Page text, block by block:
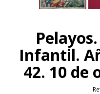
Infantil.
42. 10 de